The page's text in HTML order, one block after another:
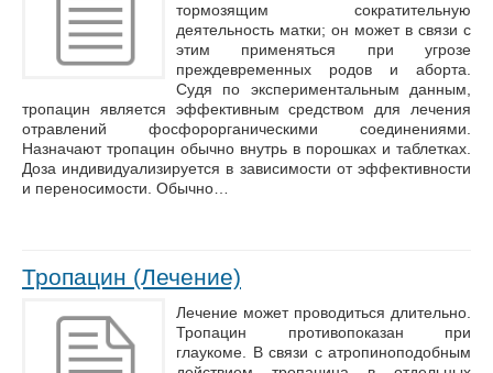
тормозящим сократительную
деятельность матки; он может в связи с
этим применяться при угрозе
преждевременных родов и аборта.
Судя по экспериментальным данным,
тропацин является эффективным средством для лечения
отравлений фосфорорганическими соединениями.
Назначают тропацин обычно внутрь в порошках и таблетках.
Доза индивидуализируется в зависимости от эффективности
и переносимости. Обычно…
Тропацин (Лечение)
Лечение может проводиться длительно.
Тропацин противопоказан при
глаукоме. В связи с атропиноподобным